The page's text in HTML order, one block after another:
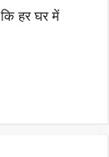
हर घर में